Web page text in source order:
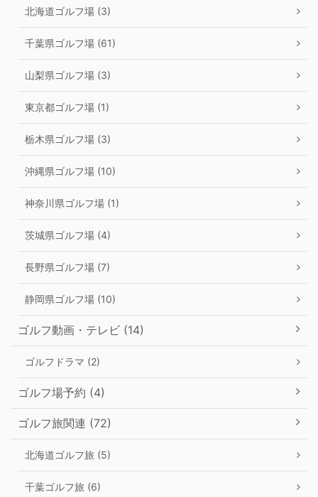
北海道ゴルフ場 (3)
千葉県ゴルフ場 (61)
山梨県ゴルフ場 (3)
東京都ゴルフ場 (1)
栃木県ゴルフ場 (3)
沖縄県ゴルフ場 (10)
神奈川県ゴルフ場 (1)
茨城県ゴルフ場 (4)
長野県ゴルフ場 (7)
静岡県ゴルフ場 (10)
ゴルフ動画・テレビ (14)
ゴルフドラマ (2)
ゴルフ場予約 (4)
ゴルフ旅関連 (72)
北海道ゴルフ旅 (5)
千葉ゴルフ旅 (6)